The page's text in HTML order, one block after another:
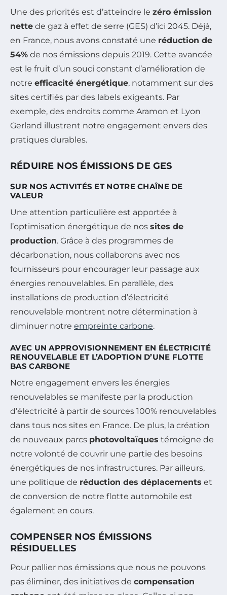
Une des priorités est d’atteindre le zéro émission
nette de gaz à effet de serre (GES) d’ici 2045. Déjà,
en France, nous avons constaté une réduction de
54% de nos émissions depuis 2019. Cette avancée
est le fruit d’un souci constant d’amélioration de
notre efficacité énergétique, notamment sur des
sites certifiés par des labels exigeants. Par
exemple, des endroits comme Aramon et Lyon
Gerland illustrent notre engagement envers des
pratiques durables.
RÉDUIRE NOS ÉMISSIONS DE GES
SUR NOS ACTIVITÉS ET NOTRE CHAÎNE DE
VALEUR
Une attention particulière est apportée à
l’optimisation énergétique de nos sites de
production. Grâce à des programmes de
décarbonation, nous collaborons avec nos
fournisseurs pour encourager leur passage aux
énergies renouvelables. En parallèle, des
installations de production d’électricité
renouvelable montrent notre détermination à
diminuer notre empreinte carbone.
AVEC UN APPROVISIONNEMENT EN ÉLECTRICITÉ
RENOUVELABLE ET L’ADOPTION D’UNE FLOTTE
BAS CARBONE
Notre engagement envers les énergies
renouvelables se manifeste par la production
d’électricité à partir de sources 100% renouvelables
dans tous nos sites en France. De plus, la création
de nouveaux parcs photovoltaïques témoigne de
notre volonté de couvrir une partie des besoins
énergétiques de nos infrastructures. Par ailleurs,
une politique de réduction des déplacements et
de conversion de notre flotte automobile est
également en cours.
COMPENSER NOS ÉMISSIONS
RÉSIDUELLES
Pour pallier nos émissions que nous ne pouvons
pas éliminer, des initiatives de compensation